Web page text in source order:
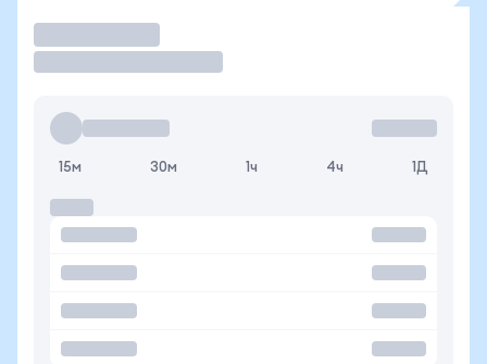
15м 30м 1ч 4ч 1Д